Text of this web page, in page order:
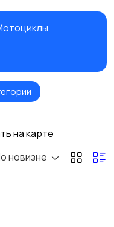
на карте
новизне